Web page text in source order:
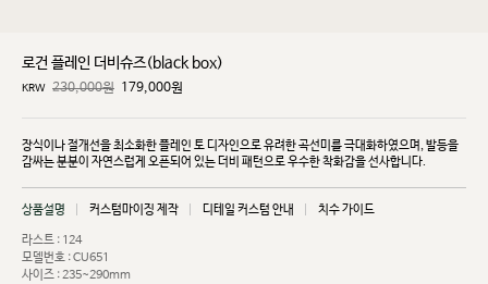
로건 플레인 더비슈즈(black box)
KRW 230,000원 179,000원
장식이나 절개선을 최소화한 플레인 토 디자인으로 유려한 곡선미를 극대화하였으며, 발등을
감싸는분분이 자연스럽게 오픈되어 있는 더비 패턴으로 우수한 착화감을 선사합니다.
상품설명 커스텀마이징 제작 디테일 커스텀 안내 치수 가이드
라스트 : 124
모델번호 : CU651
사이즈 : 235~290mm